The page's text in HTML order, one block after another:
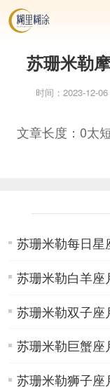
苏珊米勒
时间：2023-12-06
文章长度：0太
苏珊米勒每日星
苏珊米勒白羊座
苏珊米勒双子座
苏珊米勒巨蟹座
苏珊米勒狮子座